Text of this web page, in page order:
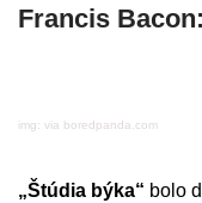
Francis
img: via boredpanda.com
„Štúdia býka“ bolo